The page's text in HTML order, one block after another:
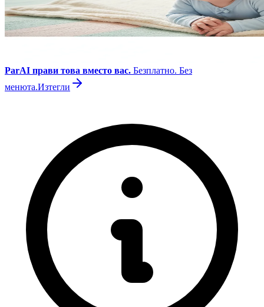
ParAI прави това вместо вас. Безплатно. Без
менюта.Изтегли